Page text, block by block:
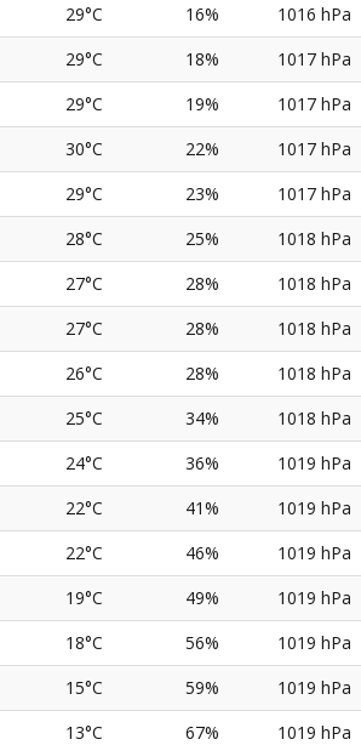
29°C 16%
1016 hPa
29°C 18%
1017 hPa
29°C 19%
1017 hPa
30°C 22%
1017 hPa
29°C 23%
1017 hPa
28°C 25%
1018 hPa
27°C 28%
1018 hPa
27°C 28%
1018 hPa
26°C 28%
1018 hPa
25°C 34%
1018 hPa
24°C 36%
1019 hPa
22°C 41%
1019 hPa
22°C 46%
1019 hPa
19°C 49%
1019 hPa
18°C 56%
1019 hPa
15°C 59%
1019 hPa
13°C 67% 1019 hPa